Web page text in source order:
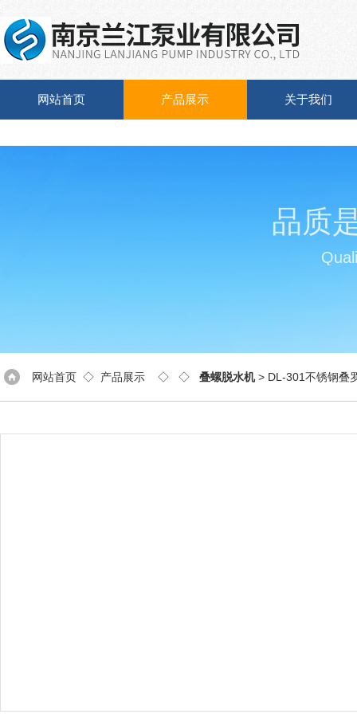
网站首页 产品展示 关于我们
品质
网站首页 ◇ 产品展示 ◇ ◇ 叠螺脱水机> DL-301不锈钢叠